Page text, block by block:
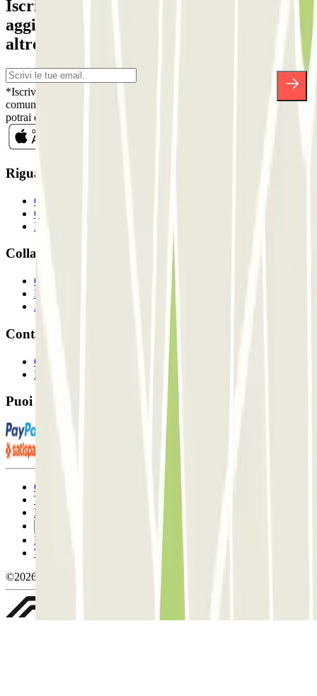
Iscriviti alla nostra Newsletter e rimani
aggiornato su sconti, concorsi e tante
altre sorprese.
*Iscrivendoti, accetti la nostra Informativa sulla Privacy per ricevere
comunicazioni commerciali da Parclick. Senza alcun impegno,
potrai disiscriverti quando vuoi direttamente dalla stessa newsletter.
Riguardo a Parclcik
Chi siamo
Come funziona?
I Nostri Parcheggi
Collaboriamo?
Collaboratori
Proprietari di parcheggio
Affiliati
Contatto
Contattaci
FAQ
Puoi utilizzare questi metodi di pagamento:
Condizioni contrattuali e di utilizzo
Termini di cancellazione
Politica sui cookies
Politica sulla privacy
Whistleblowing
©2026 Parclick. Tutti i diritti riservati